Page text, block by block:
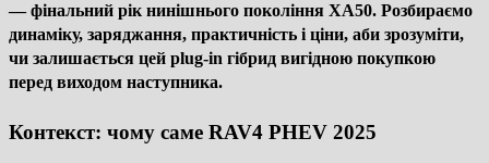
— фінальний рік нинішнього покоління XA50. Розбираємо
динаміку, заряджання, практичність і ціни, аби зрозуміти,
чи залишається цей plug-in гібрид вигідною покупкою
перед виходом наступника.
Контекст: чому саме RAV4 PHEV 2025